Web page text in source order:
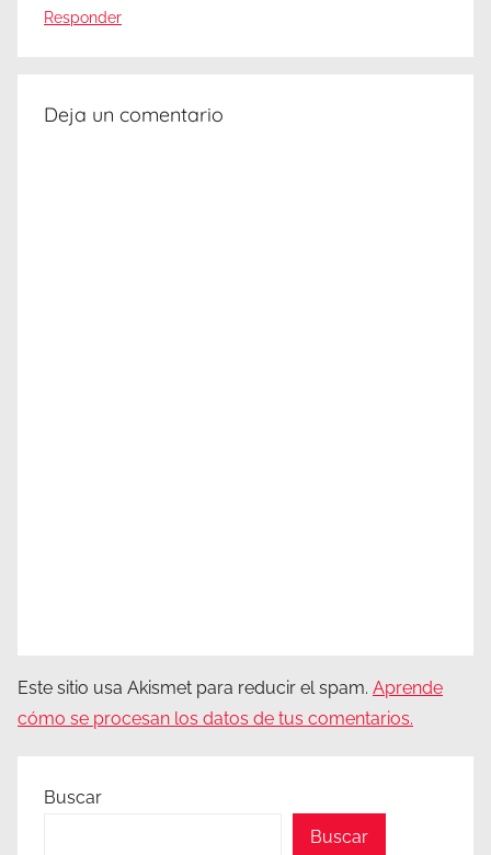
Responder
Deja un comentario
Este sitio usa Akismet para reducir el spam. Aprende
cómo se procesan los datos de tus comentarios.
Buscar
Buscar